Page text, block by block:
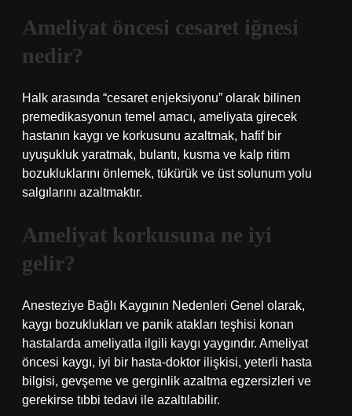
Ameliyat öncesi cesaret iğnesi
nedir?
Halk arasında “cesaret enjeksiyonu” olarak bilinen
premedikasyonun temel amacı, ameliyata girecek
hastanın kaygı ve korkusunu azaltmak, hafif bir
uyuşukluk yaratmak, bulantı, kusma ve kalp ritim
bozukluklarını önlemek, tükürük ve üst solunum yolu
salgılarını azaltmaktır.
Ameliyat korkusuna ne iyi
gelir?
Anesteziye Bağlı Kaygının Nedenleri Genel olarak,
kaygı bozuklukları ve panik atakları teşhisi konan
hastalarda ameliyatla ilgili kaygı yaygındır. Ameliyat
öncesi kaygı, iyi bir hasta-doktor ilişkisi, yeterli hasta
bilgisi, gevşeme ve gerginlik azaltma egzersizleri ve
gerekirse tıbbi tedavi ile azaltılabilir.